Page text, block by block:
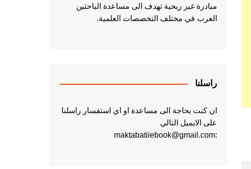
مبادرة غير ربحية تهدف الى مساعدة الباحثين
العرب في مختلف التخصصات العلمية.
راسلنا
ان كنت بحاجة الى مساعدة او اي استفسار راسلنا
على الايميل التالي
:maktabatiiebook@gmail.com